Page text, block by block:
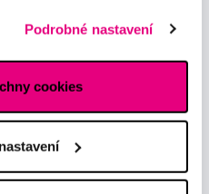
Podrobné nastavení
cookies